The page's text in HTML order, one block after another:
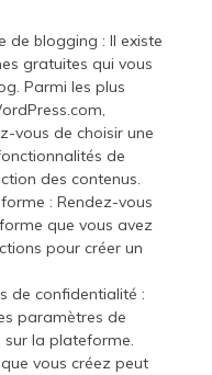
de blogging : Il existe
gratuites qui vous
Parmi les plus
vous de choisir une
de
des contenus.
: Rendez-vous
que vous avez
pour créer un
de confidentialité :
paramètres de
la plateforme.
vous créez peut